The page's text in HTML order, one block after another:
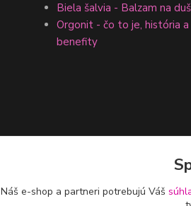
Biela šalvia - Balzam na
Orgonit - čo to je, história a
benefity
Náš e-shop a partneri potrebujú Váš